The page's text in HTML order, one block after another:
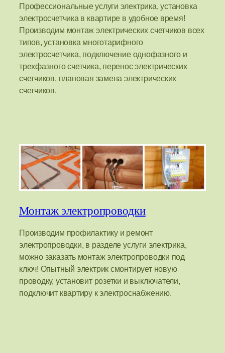
Профессиональные услуги электрика, установка
электросчетчика в квартире в удобное время!
Производим монтаж электрических счетчиков всех
типов, установка многотарифного
электросчетчика, подключение однофазного и
трехфазного счетчика, перенос электрических
счетчиков, плановая замена электрических
счетчиков.
Монтаж электропроводки
Производим профилактику и ремонт
электропроводки, в разделе услуги электрика,
можно заказать монтаж электропроводки под
ключ! Опытный электрик смонтирует новую
проводку, установит розетки и выключатели,
подключит квартиру к электроснабжению.